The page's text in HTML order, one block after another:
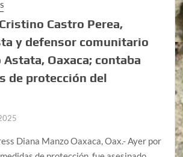
Castro Perea,
y defensor comunitario
Astata, Oaxaca; contaba
de protección del
Diana Manzo Oaxaca, Oax.- Ayer por